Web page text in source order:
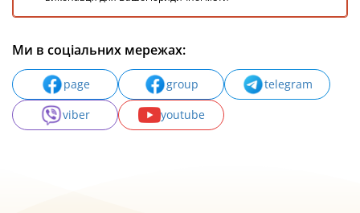
Ми в соціальних мережах:
page group
telegram
viber
youtube